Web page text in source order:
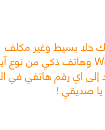
حلا بسيط وغير مكلف
وهاتف ذكي من نوع
اي رقم هاتفي في
يا صديقي !